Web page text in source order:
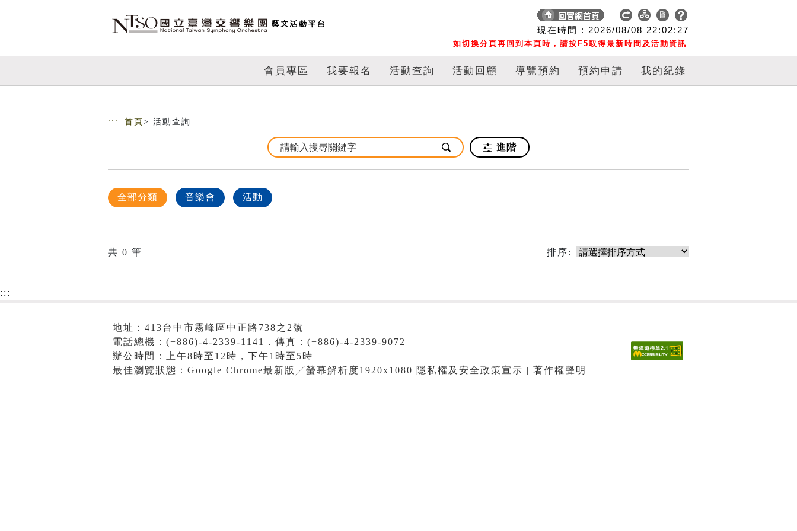
現在時間 : 2026/08/08 22:02:27
如切換分頁再回到本頁時，請按F5取得最新時間及活動資訊
會員專區 我要報名 活動查詢 活動回顧 導覽預約 預約申請 我的紀錄
::: 首頁 > 活動查詢
進階
全部分類 音樂會 活動
共 0 筆 排序:
:::
地址：413台中市霧峰區中正路738之2號
電話總機：(+886)-4-2339-1141．傳真：(+886)-4-2339-9072
辦公時間：上午8時至12時，下午1時至5時
最佳瀏覽狀態：Google Chrome最新版╱螢幕解析度1920x1080 隱私權及安全政策宣示 | 著作權聲明